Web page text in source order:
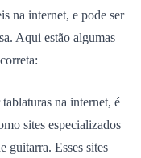
na internet, e pode ser
Aqui estão algumas
na internet, é
sites especializados
guitarra. Esses sites